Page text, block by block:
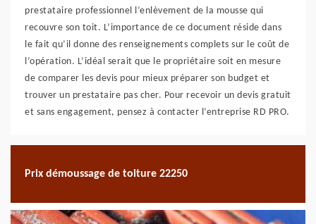
prestataire professionnel l’enlèvement de la mousse qui
recouvre son toit. L’importance de ce document réside dans
le fait qu’il donne des renseignements complets sur le coût de
l’opération. L’idéal serait que le propriétaire soit en mesure
de comparer les devis pour mieux préparer son budget et
trouver un prestataire pas cher. Pour recevoir un devis gratuit
et sans engagement, pensez à contacter l’entreprise RD PRO.
Prix démoussage de toiture 22250